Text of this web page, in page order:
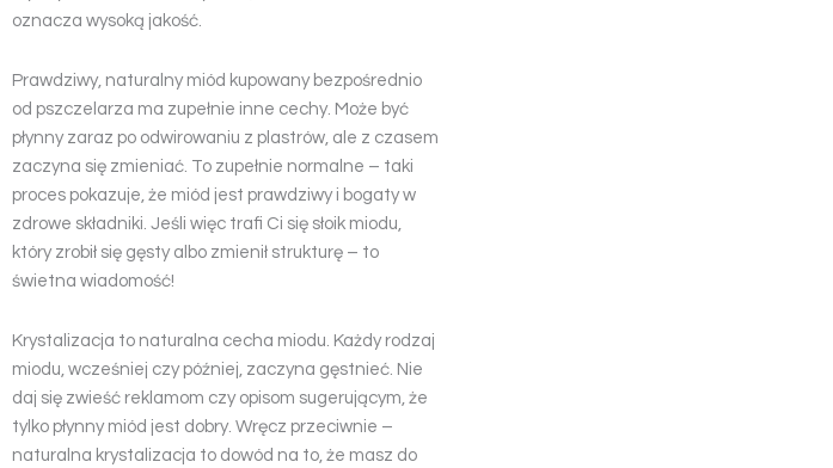
oznacza wysoką jakość.
Prawdziwy, naturalny miód kupowany bezpośrednio
od pszczelarza ma zupełnie inne cechy. Może być
płynny zaraz po odwirowaniu z plastrów, ale z czasem
zaczyna się zmieniać. To zupełnie normalne – taki
proces pokazuje, że miód jest prawdziwy i bogaty w
zdrowe składniki. Jeśli więc trafi Ci się słoik miodu,
który zrobił się gęsty albo zmienił strukturę – to
świetna wiadomość!
Krystalizacja to naturalna cecha miodu. Każdy rodzaj
miodu, wcześniej czy później, zaczyna gęstnieć. Nie
daj się zwieść reklamom czy opisom sugerującym, że
tylko płynny miód jest dobry. Wręcz przeciwnie –
naturalna krystalizacja to dowód na to, że masz do